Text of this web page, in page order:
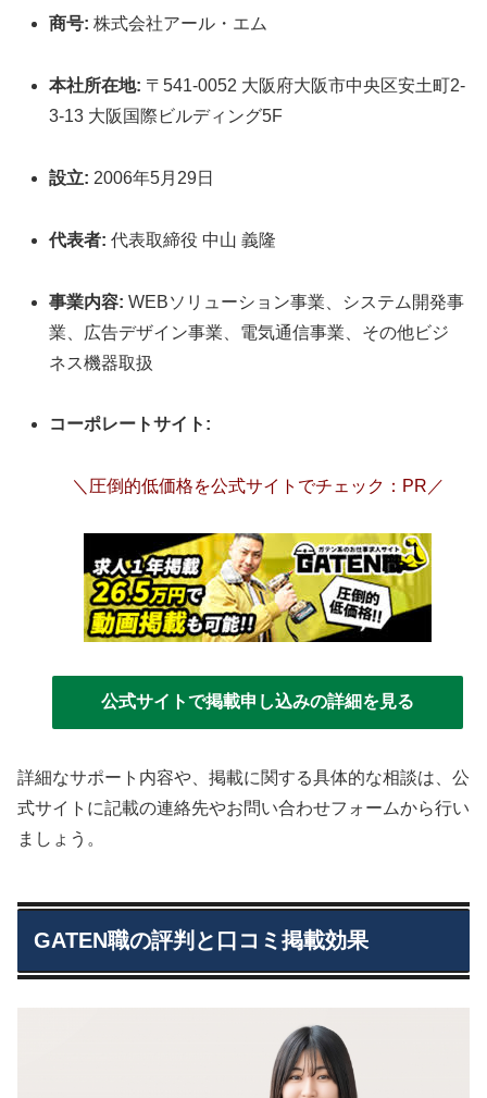
商号: 株式会社アール・エム
本社所在地: 〒541-0052 大阪府大阪市中央区安土町2-
3-13 大阪国際ビルディング5F
設立: 2006年5月29日
代表者: 代表取締役 中山 義隆
事業内容: WEBソリューション事業、システム開発事
業、広告デザイン事業、電気通信事業、その他ビジ
ネス機器取扱
コーポレートサイト:
＼圧倒的低価格を公式サイトでチェック：PR／
公式サイトで掲載申し込みの詳細を見る
詳細なサポート内容や、掲載に関する具体的な相談は、公
式サイトに記載の連絡先やお問い合わせフォームから行い
ましょう。
GATEN職の評判と口コミ掲載効果